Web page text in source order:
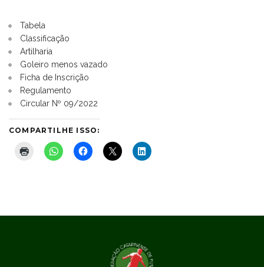
Tabela
Classificação
Artilharia
Goleiro menos vazado
Ficha de Inscrição
Regulamento
Circular Nº 09/2022
COMPARTILHE ISSO: